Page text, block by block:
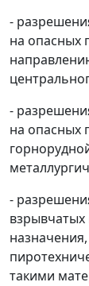
-
на опасных
-
на опасных
-
такими